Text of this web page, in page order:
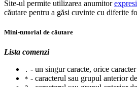
Site-ul permite utilizarea anumitor
căutare pentru a găsi cuvinte cu diferite
Mini-tutorial de căutare
Lista comenzi
. - un singur caracte, orice caracter
* - caracterul sau grupul anterior